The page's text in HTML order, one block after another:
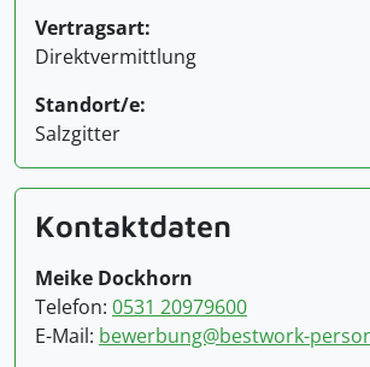
Vertragsart:
Direktvermittlung
Standort/e:
Salzgitter
Kontaktdaten
Meike Dockhorn
Telefon: 0531 20979600
E-Mail: bewerbung@bestwork-